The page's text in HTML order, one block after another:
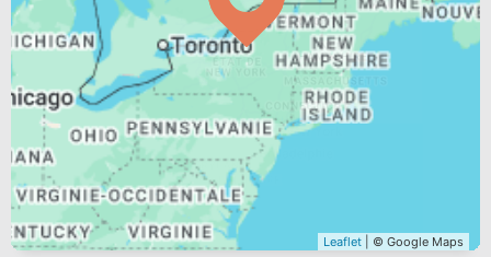
Leaflet | © Google Maps